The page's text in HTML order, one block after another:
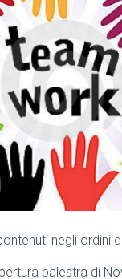
negli ordini
palestra di